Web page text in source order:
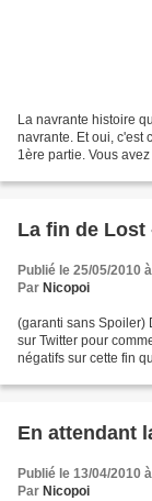
La navrante histoire
navrante. Et oui, c'est
1ère partie. Vous
La fin de Lost
Publié le 25/05/2010
Par Nicopoi
(garanti sans Spoiler)
sur Twitter pour
négatifs sur cette fin
En attendant
Publié le 13/04/2010
Par Nicopoi